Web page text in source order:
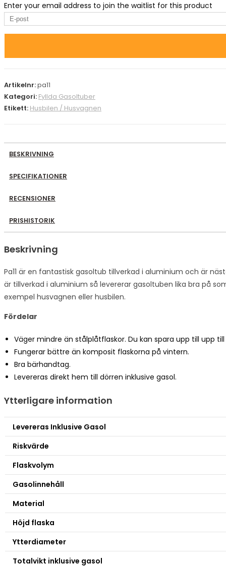
Enter your email address to join the waitlist for this product
Artikelnr:pa11
Kategori: Fyllda Gasoltuber
Etikett: Husbilen / Husvagnen
BESKRIVNING
SPECIFIKATIONER
RECENSIONER
PRISHISTORIK
Beskrivning
Pa11 är en fantastisk gasoltub tillverkad i aluminium och är
är tillverkad i aluminium så levererar gasoltuben lika bra på
exempel husvagnen eller husbilen.
Fördelar
Väger mindre än stålplåtflaskor. Du kan spara upp till upp till
Fungerar bättre än komposit flaskorna på vintern.
Bra bärhandtag.
Levereras direkt hem till dörren inklusive gasol.
Ytterligare information
Levereras Inklusive Gasol
Riskvärde
Flaskvolym
Gasolinnehåll
Material
Höjd flaska
Ytterdiameter
Totalvikt inklusive gasol